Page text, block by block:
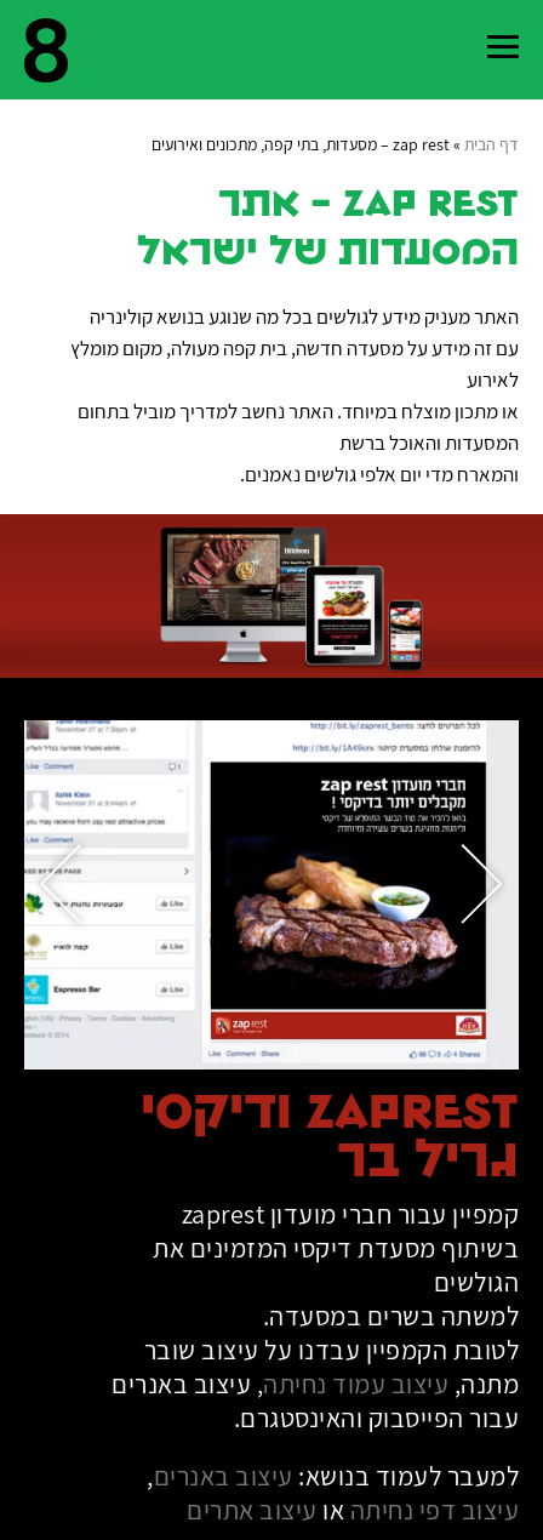
עלינו
צור
קשר
פרויקטים
נבחרים
דיגיטל
תהיה
בקשר!
תגיב,
תציע,
תשאל
שאלה,
בוא
לבקר
אותנו
במשק
נתראה
בקרוב,
שיהיה
המשך
יום
נפלא,
ענת
ונגה
בסטודיו
דף הבית »zap rest – מסעדות, בתי קפה, מתכונים ואירועים
zap rest - אתר
המסעדות של ישראל
האתר מעניק מידע לגולשים בכל מה שנוגע בנושא קולינריה
עם זה מידע על מסעדה חדשה, בית קפה מעולה, מקום מומלץ
לאירוע
או מתכון מוצלח במיוחד. האתר נחשב למדריך מוביל בתחום
המסעדות והאוכל ברשת
והמארח מדי יום אלפי גולשים נאמנים.
zaprest ודיקסי
גריל בר
קמפיין עבור חברי מועדון zaprest
בשיתוף מסעדת דיקסי המזמינים את
הגולשים
למשתה בשרים במסעדה.
לטובת הקמפיין עבדנו על עיצוב שובר
מתנה, עיצוב עמוד נחיתה, עיצוב באנרים
עבור הפייסבוק והאינסטגרם.
למעבר לעמוד בנושא: עיצוב באנרים,
עיצוב דפי נחיתה או עיצוב אתרים